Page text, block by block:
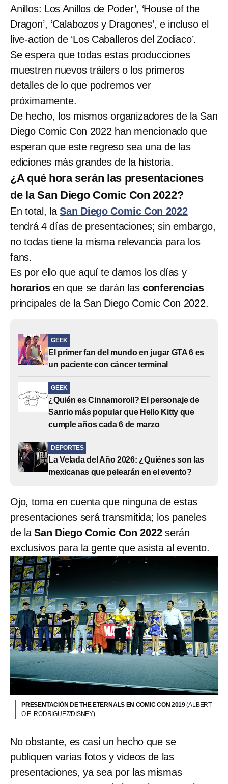
Anillos: Los Anillos de Poder’, ‘House of the
Dragon’, ‘Calabozos y Dragones’, e incluso el
live-action de ‘Los Caballeros del Zodiaco’.
Se espera que todas estas producciones
muestren nuevos tráilers o los primeros
detalles de lo que podremos ver
próximamente.
De hecho, los mismos organizadores de la San
Diego Comic Con 2022 han mencionado que
esperan que este regreso sea una de las
ediciones más grandes de la historia.
¿A qué hora serán las presentaciones
de la San Diego Comic Con 2022?
En total, laSan Diego Comic Con 2022
tendrá 4 días de presentaciones; sin embargo,
no todas tiene la misma relevancia para los
fans.
Es por ello que aquí te damos los días y
horariosen que se darán las conferencias
principales de la San Diego Comic Con 2022.
GEEK
El primer fan del mundo en jugar GTA 6 es
un paciente con cáncer terminal
GEEK
¿Quién es Cinnamoroll? El personaje de
Sanrio más popular que Hello Kitty que
cumple años cada 6 de marzo
DEPORTES
La Velada del Año 2026: ¿Quiénes son las
mexicanas que pelearán en el evento?
Ojo, toma en cuenta que ninguna de estas
presentaciones será transmitida; los paneles
de laSan Diego Comic Con 2022serán
exclusivos para la gente que asista al evento.
PRESENTACIÓN DE THE ETERNALS EN COMIC CON 2019(ALBERT
O E. RODRIGUEZ/DISNEY)
No obstante, es casi un hecho que se
publiquen varias fotos y videos de las
presentaciones, ya sea por las mismas